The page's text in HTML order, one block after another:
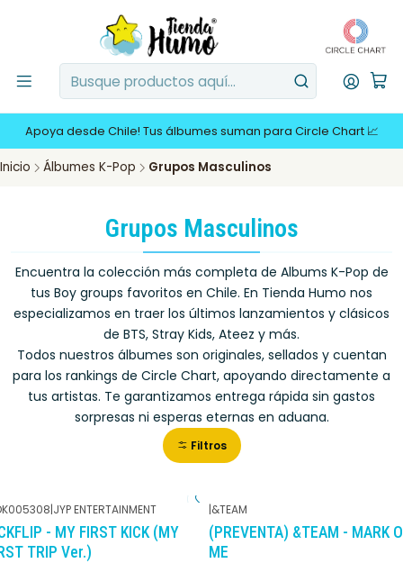
Apoya desde Chile! Tus álbumes suman para Circle Chart 📈
Inicio Álbumes K-Pop Grupos Masculinos
Grupos Masculinos
Encuentra la colección más completa de Albums K-Pop de
tus Boy groups favoritos en Chile. En Tienda Humo nos
especializamos en traer los últimos lanzamientos y clásicos
de BTS, Stray Kids, Ateez y más.
Todos nuestros álbumes son originales, sellados y cuentan
para los rankings de Circle Chart, apoyando directamente a
tus artistas. Te garantizamos entrega rápida sin gastos
sorpresas ni esperas eternas en aduana.
Filtros
DCTO
|JYP ENTERTAINMENT
- MY FIRST KICK (MY
TRIP Ver.)
|&TEAM
(PREVENTA) &TEAM - MARK
ME